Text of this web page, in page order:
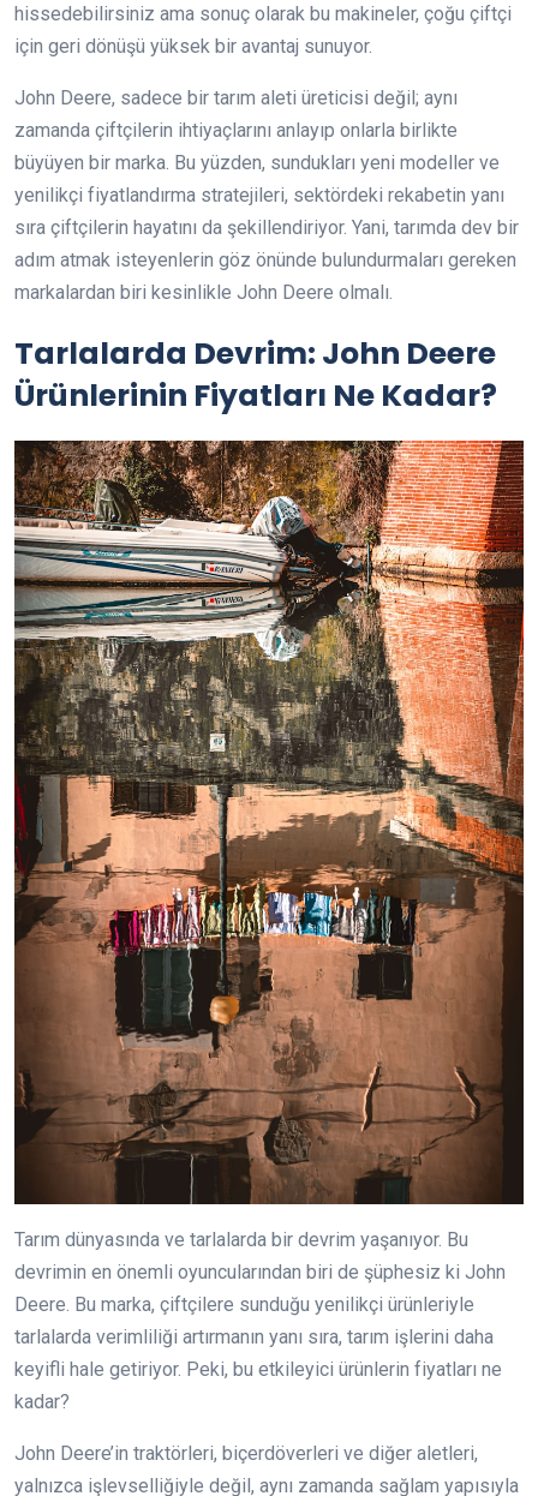
hissedebilirsiniz ama sonuç olarak bu makineler, çoğu çiftçi
için geri dönüşü yüksek bir avantaj sunuyor.
John Deere, sadece bir tarım aleti üreticisi değil; aynı
zamanda çiftçilerin ihtiyaçlarını anlayıp onlarla birlikte
büyüyen bir marka. Bu yüzden, sundukları yeni modeller ve
yenilikçi fiyatlandırma stratejileri, sektördeki rekabetin yanı
sıra çiftçilerin hayatını da şekillendiriyor. Yani, tarımda dev bir
adım atmak isteyenlerin göz önünde bulundurmaları gereken
markalardan biri kesinlikle John Deere olmalı.
Tarlalarda Devrim: John Deere
Ürünlerinin Fiyatları Ne Kadar?
Tarım dünyasında ve tarlalarda bir devrim yaşanıyor. Bu
devrimin en önemli oyuncularından biri de şüphesiz ki John
Deere. Bu marka, çiftçilere sunduğu yenilikçi ürünleriyle
tarlalarda verimliliği artırmanın yanı sıra, tarım işlerini daha
keyifli hale getiriyor. Peki, bu etkileyici ürünlerin fiyatları ne
kadar?
John Deere’in traktörleri, biçerdöverleri ve diğer aletleri,
yalnızca işlevselliğiyle değil, aynı zamanda sağlam yapısıyla